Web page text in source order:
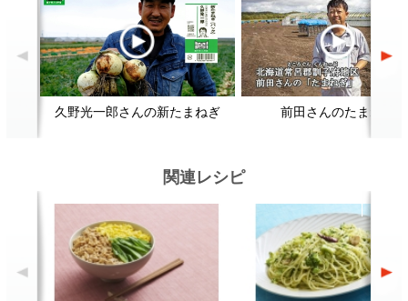
三色そぼろ丼 ブロッコリーとアンチョビのパス
タ
顔が見える食品。 ホーム
野菜。
加工品。
レシピ 動画Gallery